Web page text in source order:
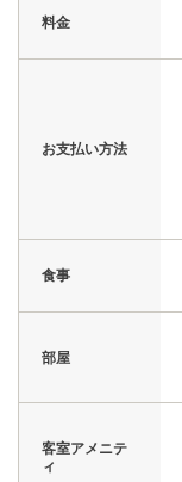
料金
お支払い方法
食事
部屋
客室アメニテ
ィ